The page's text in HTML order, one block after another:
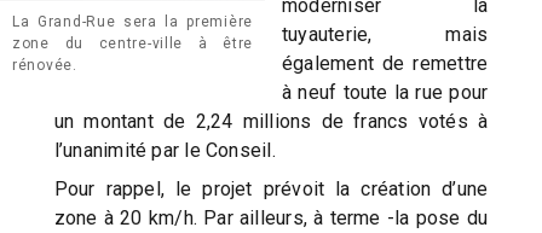
La Grand-Rue sera la première
zone du centre-ville à être
rénovée.
moderniser la
tuyauterie, mais
également de remettre
à neuf toute la rue pour
un montant de 2,24 millions de francs votés à
l’unanimité par le Conseil.
Pour rappel, le projet prévoit la création d’une
zone à 20 km/h. Par ailleurs, à terme -la pose du